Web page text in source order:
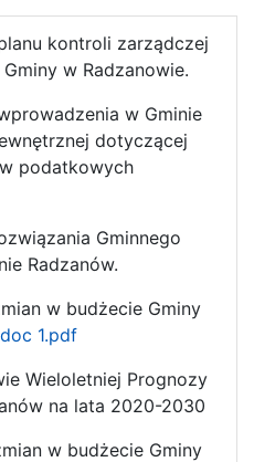
kontroli zarządczej
w Radzanowie.
w Gminie
dotyczącej
podatkowych
Gminnego
Radzanów.
w budżecie Gminy
doc 1.pdf
Wieloletniej Prognozy
na lata 2020-2030
w budżecie Gminy